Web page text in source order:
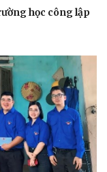
học công lập